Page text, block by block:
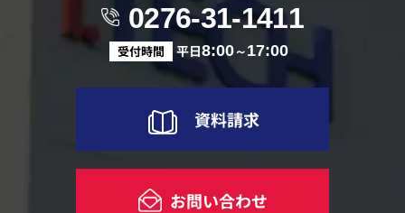
0276-31-1411
受付時間 平日8:00～17:00
資料請求
お問い合わせ